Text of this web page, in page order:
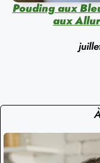
Pouding aux
aux